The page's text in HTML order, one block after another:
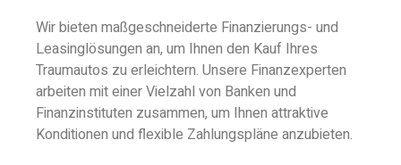
Wir bieten maßgeschneiderte Finanzierungs- und
Leasinglösungen an, um Ihnen den Kauf Ihres
Traumautos zu erleichtern. Unsere Finanzexperten
arbeiten mit einer Vielzahl von Banken und
Finanzinstituten zusammen, um Ihnen attraktive
Konditionen und flexible Zahlungspläne anzubieten.